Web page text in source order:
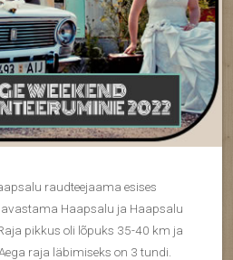
raudteejaama esises
Haapsalu ja Haapsalu
pikkus oli lõpuks 35-40 km ja
raja läbimiseks on 3 tundi.